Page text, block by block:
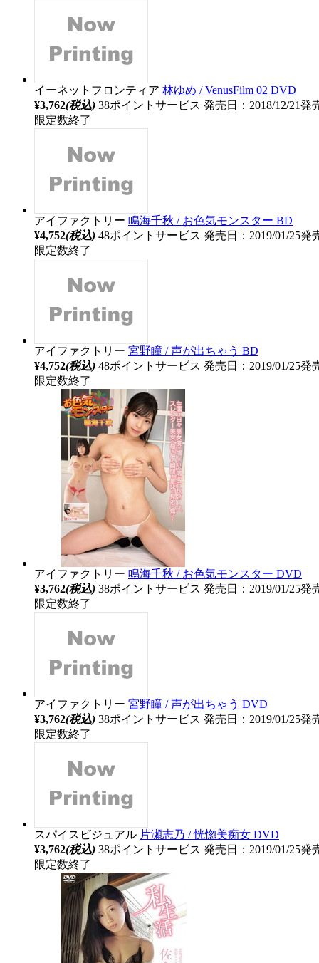
イーネットフロンティア 林ゆめ / VenusFilm 02 DVD
¥3,762(税込) 38ポイントサービス 発売日：2018/12/21発
限定数終了
アイファクトリー 鳴海千秋 / お色気モンスター BD
¥4,752(税込) 48ポイントサービス 発売日：2019/01/25発
限定数終了
アイファクトリー 宮野瞳 / 声が出ちゃう BD
¥4,752(税込) 48ポイントサービス 発売日：2019/01/25発
限定数終了
アイファクトリー 鳴海千秋 / お色気モンスター DVD
¥3,762(税込) 38ポイントサービス 発売日：2019/01/25発
限定数終了
アイファクトリー 宮野瞳 / 声が出ちゃう DVD
¥3,762(税込) 38ポイントサービス 発売日：2019/01/25発
限定数終了
スパイスビジュアル 片瀬志乃 / 恍惚美痴女 DVD
¥3,762(税込) 38ポイントサービス 発売日：2019/01/25発
限定数終了